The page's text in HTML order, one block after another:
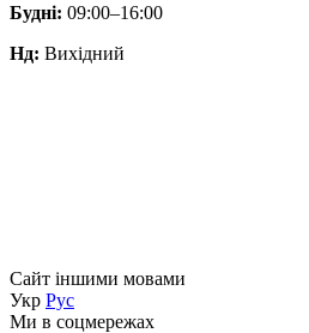
Будні: 09:00–16:00
Нд: Вихідний
Сайт іншими мовами
Укр Рус
Ми в соцмережах